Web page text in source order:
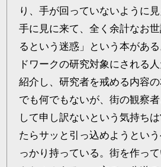
り、手が回っていないように
手に見に来て、全く余計なお
るという迷惑」という本があ
ドワークの研究対象にされる
紹介し、研究者を戒める内容
でも何でもないが、街の観察
して申し訳ないという気持ち
たらサッと引っ込めようとい
っかり持っている。街を作っ